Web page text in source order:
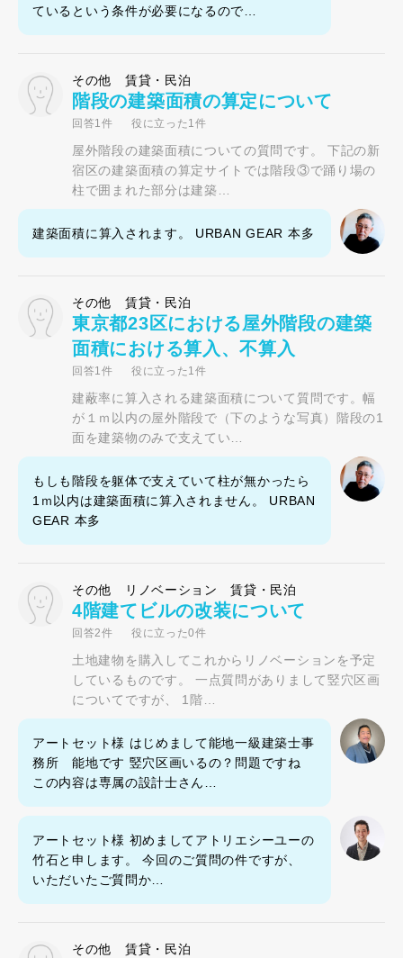
ているという条件が必要になるので…
その他 賃貸・民泊
階段の建築面積の算定について
回答1件 役に立った1件
屋外階段の建築面積についての質問です。 下記の新
宿区の建築面積の算定サイトでは階段③で踊り場の
柱で囲まれた部分は建築…
建築面積に算入されます。 URBAN GEAR 本多
その他 賃貸・民泊
東京都23区における屋外階段の建築
面積における算入、不算入
回答1件 役に立った1件
建蔽率に算入される建築面積について質問です。幅
が１ｍ以内の屋外階段で（下のような写真）階段の1
面を建築物のみで支えてい…
もしも階段を躯体で支えていて柱が無かったら
1ｍ以内は建築面積に算入されません。 URBAN
GEAR 本多
その他 リノベーション 賃貸・民泊
4階建てビルの改装について
回答2件 役に立った0件
土地建物を購入してこれからリノベーションを予定
しているものです。 一点質問がありまして竪穴区画
についてですが、 1階…
アートセット様 はじめまして能地一級建築士事
務所 能地です 竪穴区画いるの？問題ですね
この内容は専属の設計士さん…
アートセット様 初めましてアトリエシーユーの
竹石と申します。 今回のご質問の件ですが、
いただいたご質問か…
その他 賃貸・民泊